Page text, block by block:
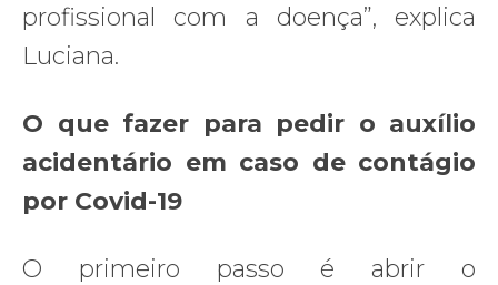
profissional com a doença”, explica
Luciana.
O que fazer para pedir o auxílio
acidentário em caso de contágio
por Covid-19
O primeiro passo é abrir o